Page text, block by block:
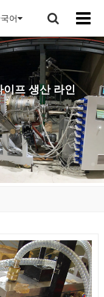
어
프 생산 라인